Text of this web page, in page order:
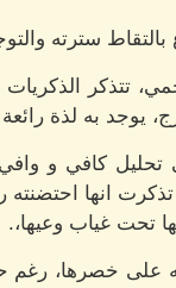
سترته
تتذكر
يوجد به لذة
تحليل كافي و
انها
تحت غياب وعيها،.
خصرها، رغم